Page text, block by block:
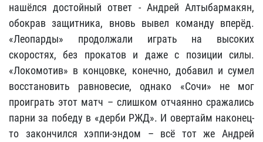
нашёлся достойный ответ - Андрей Алтыбармакян,
обокрав защитника, вновь вывел команду вперёд.
«Леопарды» продолжали играть на высоких
скоростях, без прокатов и даже с позиции силы.
«Локомотив» в концовке, конечно, добавил и сумел
восстановить равновесие, однако «Сочи» не мог
проиграть этот матч – слишком отчаянно сражались
парни за победу в «дерби РЖД». И овертайм наконец-
то закончился хэппи-эндом – всё тот же Андрей